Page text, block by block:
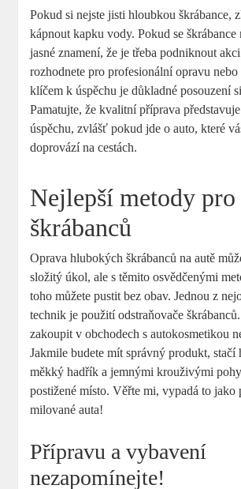
Pokud si nejste jisti hloubkou škrábance,
kápnout kapku vody. Pokud se škrábance
jasné znamení, že‌ je třeba⁢ podniknout
rozhodnete pro profesionální opravu⁢
klíčem k úspěchu je důkladné posouzení
Pamatujte, že kvalitní příprava
úspěchu, zvlášť pokud jde ⁣o auto, které
doprovází na cestách.
Nejlepší metody
škrábanců
Oprava hlubokých škrábanců na⁤ autě
složitý úkol, ale⁣ s těmito‌ osvědčenými
toho můžete pustit bez obav. Jednou z
technik je použití odstraňovače
zakoupit v obchodech s autokosmetikou
Jakmile budete mít správný ‌produkt, stačí
měkký hadřík a jemnými ‍krouživými
postižené místo. Věřte mi,‌ vypadá to jako
milované auta!
Přípravu a vybavení
‌nezapomínejte!